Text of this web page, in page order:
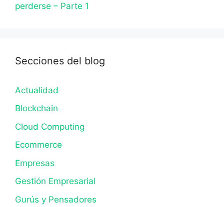
perderse – Parte 1
Secciones del blog
Actualidad
Blockchain
Cloud Computing
Ecommerce
Empresas
Gestión Empresarial
Gurús y Pensadores